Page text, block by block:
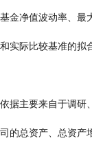
金净值波动率、最
实际比较基准的拟
据主要来自于调研
的总资产、总资产